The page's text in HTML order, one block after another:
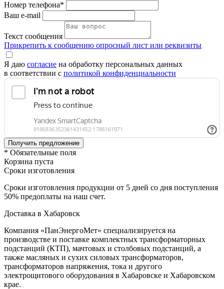
Номер телефона*
Ваш e-mail
Текст сообщения
Прикрепить к сообщению опросный лист или реквизиты
Я даю согласие на обработку персональных данных
в соответствии с политикой конфиденциальности
* Обязательные поля
Корзина пуста
Сроки изготовления
Сроки изготовления продукции от 5 дней со дня поступления
50% предоплаты на наш счет.
Доставка в Хабаровск
Компания «ПанЭнергоМет» специализируется на
производстве и поставке комплектных трансформаторных
подстанций (КТП), мачтовых и столбовых подстанций, а
также масляных и сухих силовых трансформаторов,
трансформаторов напряжения, тока и другого
электрощитового оборудования в Хабаровске и Хабаровском
крае.